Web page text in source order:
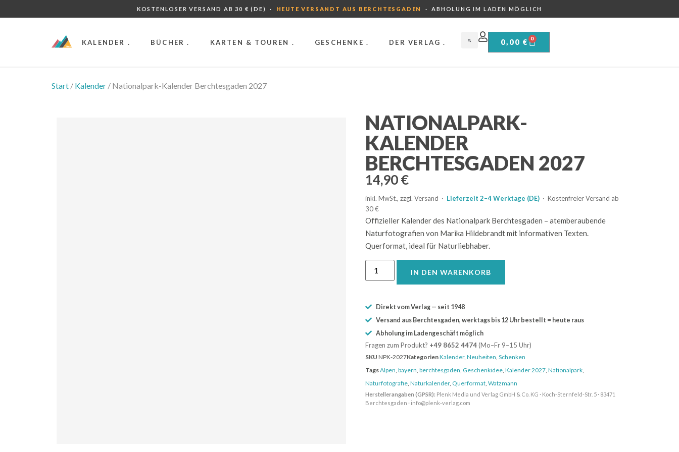
KOSTENLOSER VERSAND AB 30 € (DE) · HEUTE VERSANDT AUS BERCHTESGADEN · ABHOLUNG IM LADEN MÖGLICH
KALENDER . BÜCHER . KARTEN & TOUREN . GESCHENKE . DER VERLAG . 0,00 € 0
Start / Kalender / Nationalpark-Kalender Berchtesgaden 2027
NATIONALPARK-
KALENDER
BERCHTESGADEN 2027
14,90€
inkl. MwSt., zzgl. Versand · Lieferzeit 2–4 Werktage (DE)· Kostenfreier Versand ab
30 €
Offizieller Kalender des Nationalpark Berchtesgaden – atemberaubende
Naturfotografien von Marika Hildebrandt mit informativen Texten.
Querformat, ideal für Naturliebhaber.
IN DEN WARENKORB
Direkt vom Verlag — seit 1948
Versand aus Berchtesgaden, werktags bis 12 Uhr bestellt = heute raus
Abholung im Ladengeschäft möglich
Fragen zum Produkt? +49 8652 4474(Mo–Fr 9–15 Uhr)
SKU NPK-2027KategorienKalender, Neuheiten Schenken
TagsAlpen bayern berchtesgaden Geschenkidee, Kalender 2027, Nationalpark,
Naturfotografie, Naturkalender, Querformat, Watzmann
Herstellerangaben (GPSR): Plenk Media und Verlag GmbH & Co. KG · Koch-Sternfeld-Str. 5 · 83471
Berchtesgaden · info@plenk-verlag.com